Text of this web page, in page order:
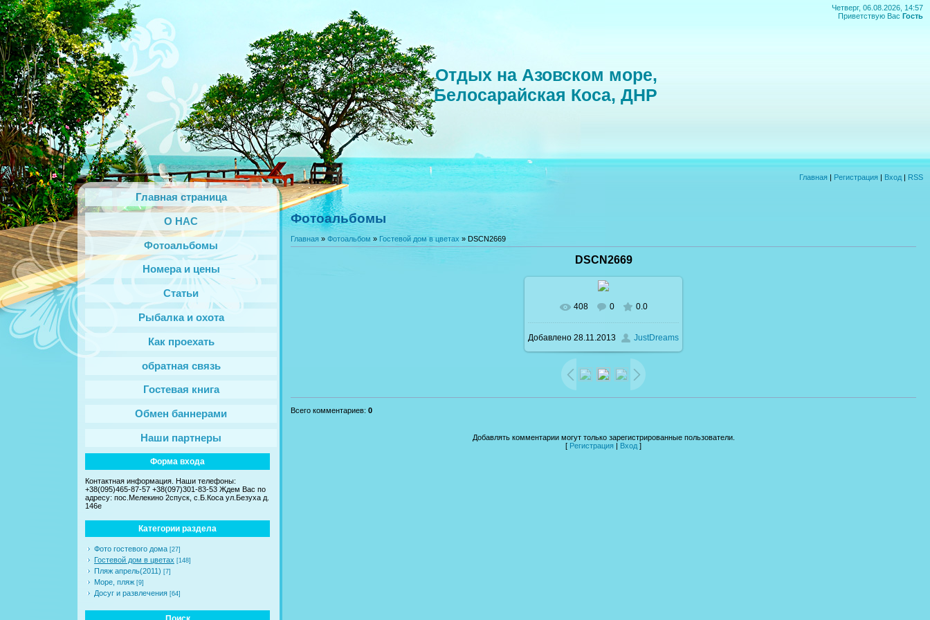
Четверг, 06.08.2026, 14:57
Приветствую Вас Гость
Отдых на Азовском море,
Белосарайская Коса, ДНР
Главная | Регистрация | Вход | RSS
Главная страница
О НАС
Фотоальбомы
Номера и цены
Статьи
Рыбалка и охота
Как проехать
обратная связь
Гостевая книга
Обмен баннерами
Наши партнеры
Форма входа
Контактная информация. Наши телефоны:
+38(095)465-87-57 +38(097)301-83-53 Ждем Вас по
адресу: пос.Мелекино 2спуск, c.Б.Коса ул.Безуха д.
146е
Категории раздела
Фото гостевого дома [27]
Гостевой дом в цветах [148]
Пляж апрель(2011) [7]
Море, пляж [9]
Досуг и развлечения [64]
Фотоальбомы
Главная » Фотоальбом » Гостевой дом в цветах » DSCN2669
DSCN2669
В реальном размере
1600x1200/ 263.4Kb
408 0 0.0
Добавлено 28.11.2013 JustDreams
Всего комментариев: 0
Добавлять комментарии могут только зарегистрированные пользователи.
[ Регистрация | Вход ]